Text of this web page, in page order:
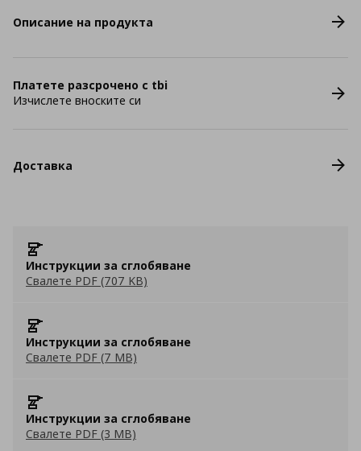
Описание на продукта
Платете разсрочено с tbi
Изчислете вноските си
Доставка
Инструкции за сглобяване
Свалете PDF (707 KB)
Инструкции за сглобяване
Свалете PDF (7 MB)
Инструкции за сглобяване
Свалете PDF (3 MB)